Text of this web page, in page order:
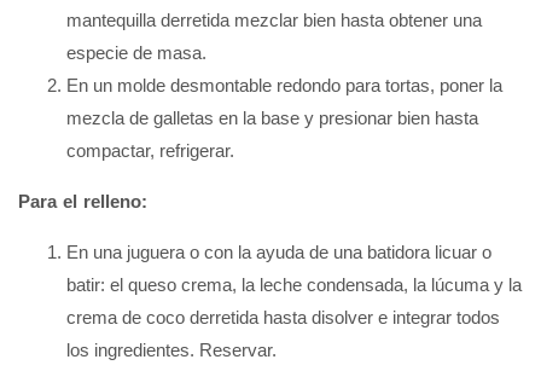
mantequilla derretida mezclar bien hasta obtener una
especie de masa.
En un molde desmontable redondo para tortas, poner la
mezcla de galletas en la base y presionar bien hasta
compactar, refrigerar.
Para el relleno:
En una juguera o con la ayuda de una batidora licuar o
batir: el queso crema, la leche condensada, la lúcuma y la
crema de coco derretida hasta disolver e integrar todos
los ingredientes. Reservar.